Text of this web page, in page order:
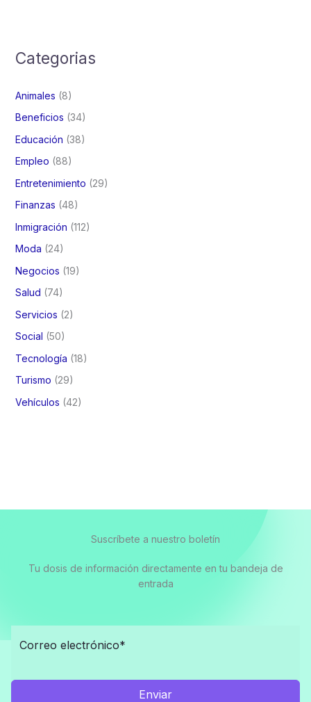
Categorias
Animales (8)
Beneficios (34)
Educación (38)
Empleo (88)
Entretenimiento (29)
Finanzas (48)
Inmigración (112)
Moda (24)
Negocios (19)
Salud (74)
Servicios (2)
Social (50)
Tecnología (18)
Turismo (29)
Vehículos (42)
Suscríbete a nuestro boletín
Tu dosis de información directamente en tu bandeja de
entrada
Enviar